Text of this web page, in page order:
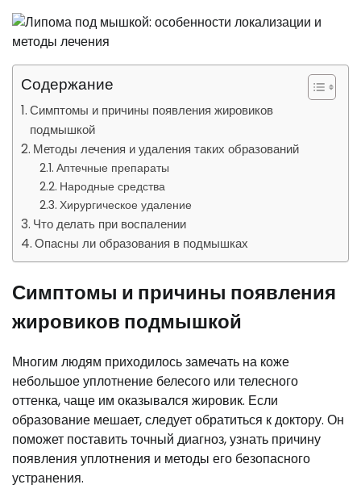
Содержание
Симптомы и причины появления жировиков
подмышкой
Методы лечения и удаления таких образований
Аптечные препараты
Народные средства
Хирургическое удаление
Что делать при воспалении
Опасны ли образования в подмышках
Симптомы и причины появления
жировиков подмышкой
Многим людям приходилось замечать на коже
небольшое уплотнение белесого или телесного
оттенка, чаще им оказывался жировик. Если
образование мешает, следует обратиться к доктору. Он
поможет поставить точный диагноз, узнать причину
появления уплотнения и методы его безопасного
устранения.